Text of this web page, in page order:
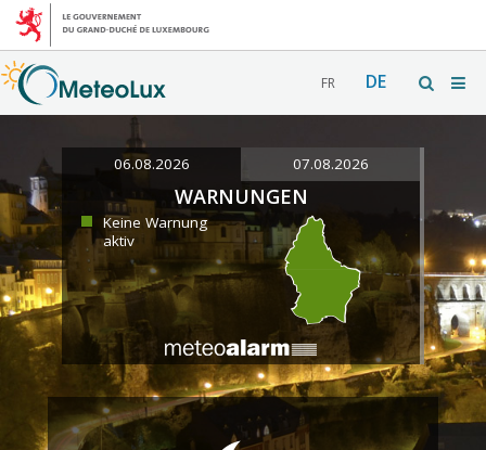
FR DE
06.08.2026 07.08.2026
WARNUNGEN
Keine Warnung
aktiv